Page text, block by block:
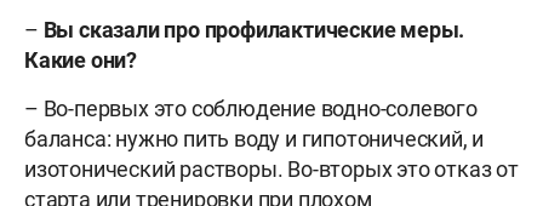
– Вы сказали про профилактические меры.
Какие они?
– Во-первых это соблюдение водно-солевого
баланса: нужно пить воду и гипотонический, и
изотонический растворы. Во-вторых это отказ от
старта или тренировки при плохом